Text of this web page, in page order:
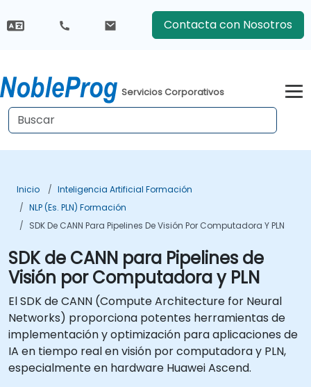
Contacta con Nosotros
Servicios Corporativos
Inicio
Inteligencia Artificial Formación
NLP (es. PLN) Formación
SDK De CANN Para Pipelines De Visión Por Computadora Y PLN
SDK de CANN para Pipelines de
Visión por Computadora y PLN
El SDK de CANN (Compute Architecture for Neural
Networks) proporciona potentes herramientas de
implementación y optimización para aplicaciones de
IA en tiempo real en visión por computadora y PLN,
especialmente en hardware Huawei Ascend.